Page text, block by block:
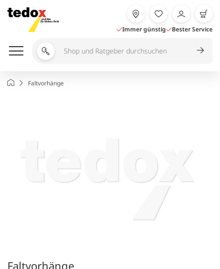
Inhalt
springen
Immer günstig Bester Service
Shop
durchsuchen
StartseiteFaltvorhänge
Faltvorhänge